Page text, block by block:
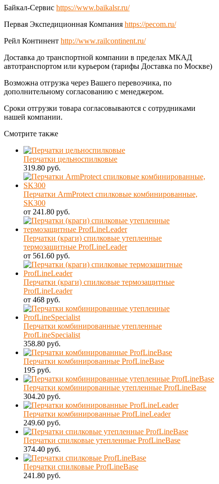
Байкал-Сервис https://www.baikalsr.ru/
Первая Экспедиционная Компания https://pecom.ru/
Рейл Континент http://www.railcontinent.ru/
Доставка до транспортной компании в пределах МКАД
автотранспортом или курьером (тарифы Доставка по Москве)
Возможна отгрузка через Вашего перевозчика, по
дополнительному согласованию с менеджером.
Сроки отгрузки товара согласовываются с сотрудниками
нашей компании.
Смотрите также
Перчатки цельноспилковые
319.80 руб.
Перчатки ArmProtect спилковые комбинированные,
SK300
от 241.80 руб.
Перчатки (краги) спилковые утепленные
термозащитные ProfLineLeader
от 561.60 руб.
Перчатки (краги) спилковые термозащитные
ProfLineLeader
от 468 руб.
Перчатки комбинированные утепленные
ProfLineSpecialist
358.80 руб.
Перчатки комбинированные ProfLineBase
195 руб.
Перчатки комбинированные утепленные ProfLineBase
304.20 руб.
Перчатки комбинированные ProfLineLeader
249.60 руб.
Перчатки спилковые утепленные ProfLineBase
374.40 руб.
Перчатки спилковые ProfLineBase
241.80 руб.